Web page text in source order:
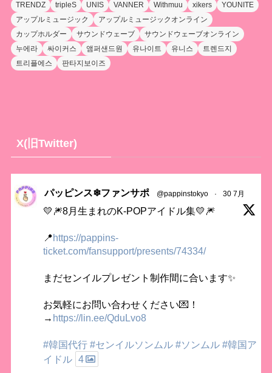
TRENDZ
tripleS UNIS VANNER Withmuu xikers
YOUNITE
アップルミュージック
アップルミュージックオンライン
カップホルダー
サウンドウェーブ
サウンドウェーブオンライン
누에라
싸이커스 앰퍼샌드원 유나이트 유니스
트렌드지
트리플에스
판타지보이즈
X(旧Twitter)
パッピンス❄ファンサポ @pappinstokyo · 30 7月
💛🎆8月生まれのK-POPアイドル集💛🎆
📍https://pappins-
ticket.com/fansupport/presents/74334/
まだセンイルプレゼント制作間に合います✨
お気軽にお問い合わせください💌！
→ https://lin.ee/QduLvo8
#韓国代行 #センイルソンムル #ソンムル #韓国ア
イドル 4